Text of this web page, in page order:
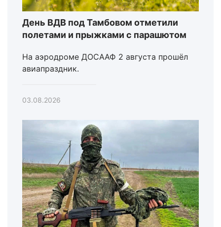
День ВДВ под Тамбовом отметили
полетами и прыжками с парашютом
На аэродроме ДОСААФ 2 августа прошёл
авиапраздник.
03.08.2026